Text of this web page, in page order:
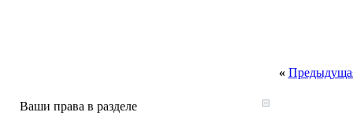
«
Ваши права в разделе